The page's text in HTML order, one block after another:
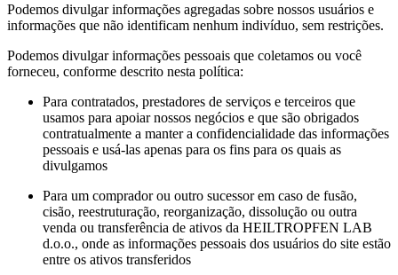
Podemos divulgar informações agregadas sobre nossos usuários e
informações que não identificam nenhum indivíduo, sem restrições.
Podemos divulgar informações pessoais que coletamos ou você
forneceu, conforme descrito nesta política:
Para contratados, prestadores de serviços e terceiros que
usamos para apoiar nossos negócios e que são obrigados
contratualmente a manter a confidencialidade das informações
pessoais e usá-las apenas para os fins para os quais as
divulgamos
Para um comprador ou outro sucessor em caso de fusão,
cisão, reestruturação, reorganização, dissolução ou outra
venda ou transferência de ativos da HEILTROPFEN LAB
d.o.o., onde as informações pessoais dos usuários do site estão
entre os ativos transferidos